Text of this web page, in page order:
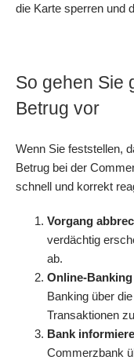
die Karte sperren und
So gehen Sie
Betrug vor
Wenn Sie feststellen,
Betrug bei der
schnell und korrekt
Vorgang
verdächtig
ab.
Online-
Banking über die
Transaktionen
Bank
Commerzbank